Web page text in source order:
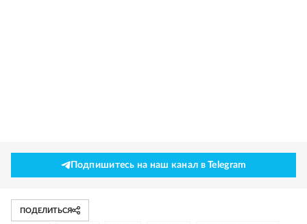
Подпишитесь на наш канал в Telegram
ПОДЕЛИТЬСЯ